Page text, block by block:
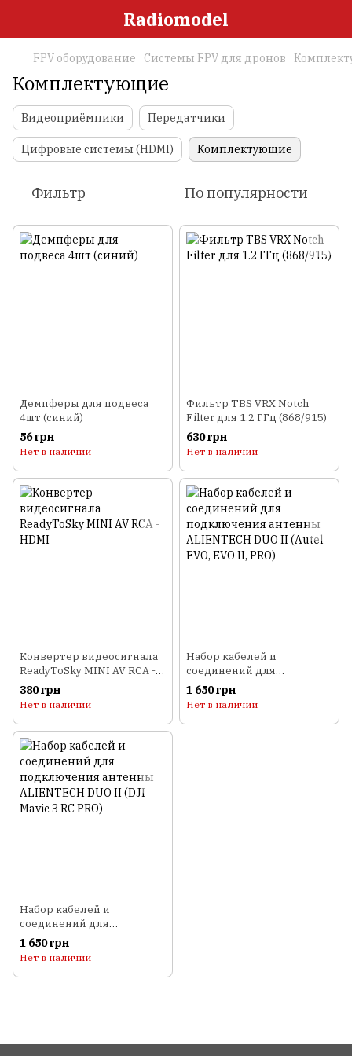
Radiomodel
FPV оборудование Системы FPV для дронов
Комплектующие
Видеоприёмники Передатчики
Цифровые системы (HDMI) Комплектующие
Фильтр По популярности
Демпферы для подвеса
4шт (синий)
56 грн
Нет в наличии
Фильтр TBS VRX Notch
Filter для 1.2 ГГц (868/915)
630 грн
Нет в наличии
Конвертер видеосигнала
ReadyToSky MINI AV RCA -
HDMI
380 грн
Нет в наличии
Набор кабелей и
соединений для
подключения антенны
ALIENTECH DUO II (Autel
1 650 грн
Нет в наличии
Набор кабелей и
соединений для
подключения антенны
ALIENTECH DUO II (DJI
1 650 грн
Нет в наличии